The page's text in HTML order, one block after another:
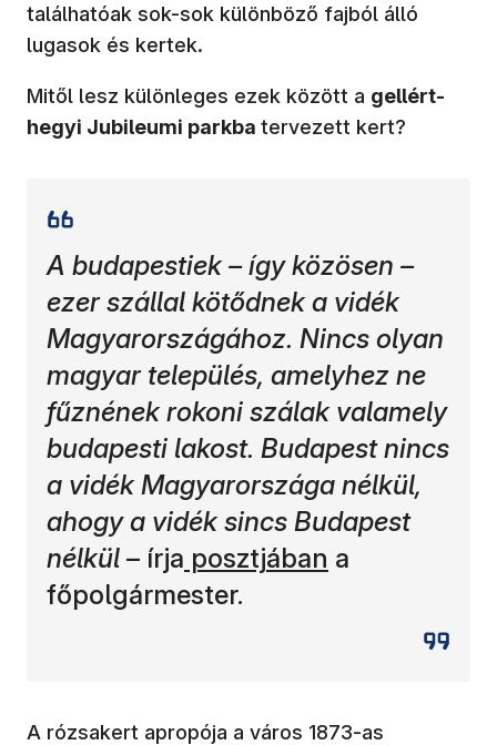
találhatóak sok-sok különböző fajból álló
lugasok és kertek.
Mitől lesz különleges ezek között a gellért-
hegyi Jubileumi parkba tervezett kert?
A budapestiek – így közösen –
ezer szállal kötődnek a vidék
Magyarországához. Nincs olyan
magyar település, amelyhez ne
fűznének rokoni szálak valamely
budapesti lakost. Budapest nincs
a vidék Magyarországa nélkül,
ahogy a vidék sincs Budapest
nélkül – írja posztjában a
főpolgármester.
A rózsakert apropója a város 1873-as